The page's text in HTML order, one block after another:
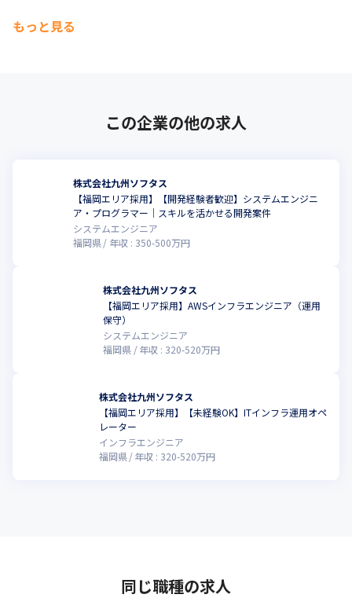
もっと見る
この企業の他の求人
株式会社九州ソフタス
【福岡エリア採用】【開発経験者歓迎】システムエンジニ
ア・プログラマー｜スキルを活かせる開発案件
システムエンジニア
福岡県
年収 : 350-500万円
株式会社九州ソフタス
【福岡エリア採用】AWSインフラエンジニア（運用
保守）
システムエンジニア
福岡県
年収 : 320-520万円
株式会社九州ソフタス
【福岡エリア採用】【未経験OK】ITインフラ運用オペ
レーター
インフラエンジニア
福岡県
年収 : 320-520万円
同じ職種の求人